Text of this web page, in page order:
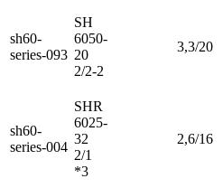
sh60-
series-093
SH
6050-
20
2/2-2
3,3/20
sh60-
series-004
SHR
6025-
32
2/1
*3
2,6/16